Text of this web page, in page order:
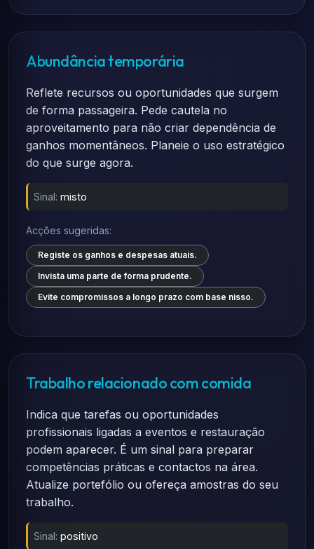
Abundância temporária
Reflete recursos ou oportunidades que surgem
de forma passageira. Pede cautela no
aproveitamento para não criar dependência de
ganhos momentâneos. Planeie o uso estratégico
do que surge agora.
Sinal: misto
Acções sugeridas:
Registe os ganhos e despesas atuais.
Invista uma parte de forma prudente.
Evite compromissos a longo prazo com base nisso.
Trabalho relacionado com comida
Indica que tarefas ou oportunidades
profissionais ligadas a eventos e restauração
podem aparecer. É um sinal para preparar
competências práticas e contactos na área.
Atualize portefólio ou ofereça amostras do seu
trabalho.
Sinal: positivo